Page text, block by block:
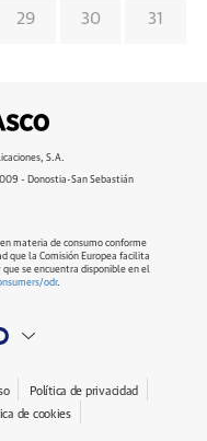
29 30 31
S.A.
- Donostia-San Sebastián
materia de consumo conforme
que la Comisión Europea facilita
se encuentra disponible en el
odr.
Política de privacidad
de cookies